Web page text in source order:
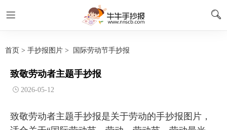
首页 > 手抄报图片 > 国际劳动节手抄报
致敬劳动者主题手抄报
2026-05-12
致敬劳动者主题手抄报是关于劳动的手抄报图片，